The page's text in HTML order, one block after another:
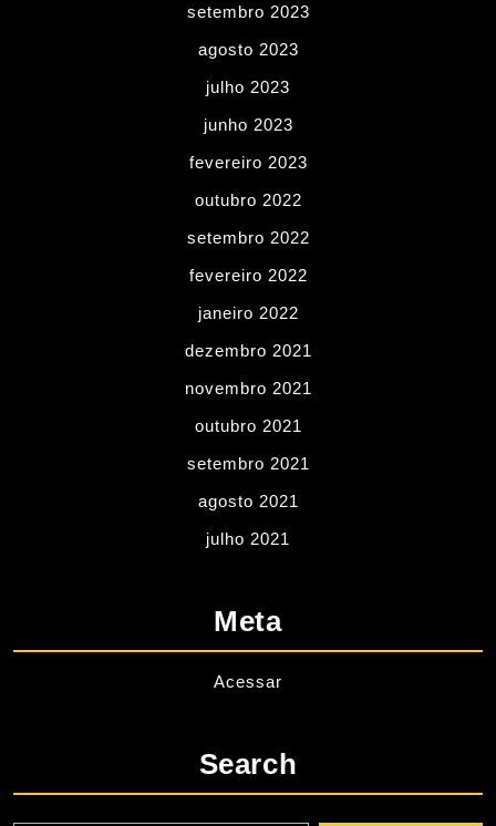
setembro 2023
agosto 2023
julho 2023
junho 2023
fevereiro 2023
outubro 2022
setembro 2022
fevereiro 2022
janeiro 2022
dezembro 2021
novembro 2021
outubro 2021
setembro 2021
agosto 2021
julho 2021
Meta
Acessar
Search